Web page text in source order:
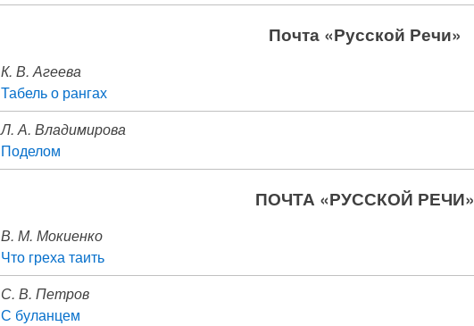
Почта «Русской Речи»
К. В. Агеева
Табель о рангах
Л. А. Владимирова
Поделом
ПОЧТА «РУССКОЙ РЕЧИ»
В. М. Мокиенко
Что греха таить
С. В. Петров
С буланцем